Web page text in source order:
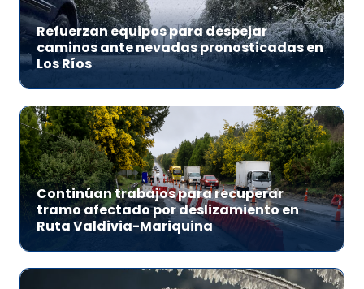
Refuerzan equipos para despejar
caminos ante nevadas pronosticadas en
Los Ríos
Continúan trabajos para recuperar
tramo afectado por deslizamiento en
Ruta Valdivia-Mariquina